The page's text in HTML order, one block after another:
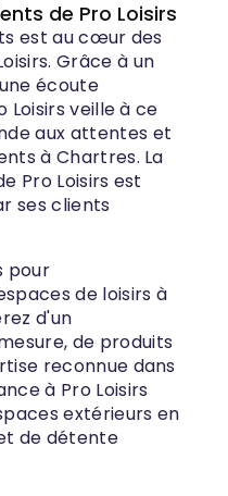
de Pro Loisirs
est au cœur des
Grâce à un
écoute
Loisirs veille à ce
aux attentes et
à Chartres. La
Pro Loisirs est
ses clients
pour
de loisirs à
d'un
de produits
reconnue dans
à Pro Loisirs
extérieurs en
de détente